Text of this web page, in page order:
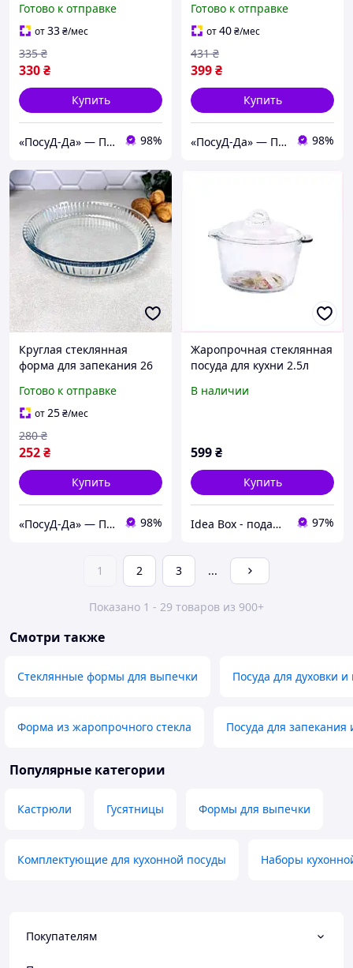
жаропрочная посуда
Готово к отправке
от33₴/мес
330₴
335 ₴
Купить
«ПосуД-Да» — Посуда, Подарки, Товары для дома 98%
посуда
Готово к отправке
от40₴/мес
399₴
431 ₴
Купить
«ПосуД-Да» — Посуда, Подарки, Товары для дома 98%
Круглая стеклянная
форма для запекания 26
посуда
Готово к отправке
от25₴/мес
252₴
280 ₴
Купить
«ПосуД-Да» — Посуда, Подарки, Товары для дома 98%
Жаропрочная стеклянная
посуда для кухни 2.5л
В наличии
599₴
Купить
Idea Box - подарки для всей семьи 97%
1 2 3 ...
Показано 1 - 29 товаров из 900+
Смотри также
Стеклянные формы для выпечки Посуда для духовки
Форма из жаропрочного стекла Посуда для запекания
Популярные категории
Кастрюли Гусятницы Формы для выпечки
Комплектующие для кухонной посуды Наборы
Покупателям